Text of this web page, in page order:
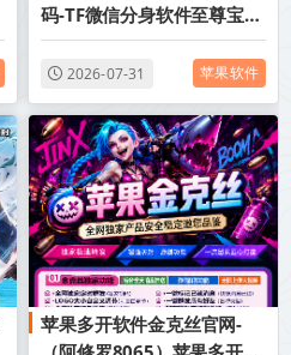
码-TF微信分身软件至尊宝官
网
2026-07-31 苹果软件
苹果多开软件金克丝官网-